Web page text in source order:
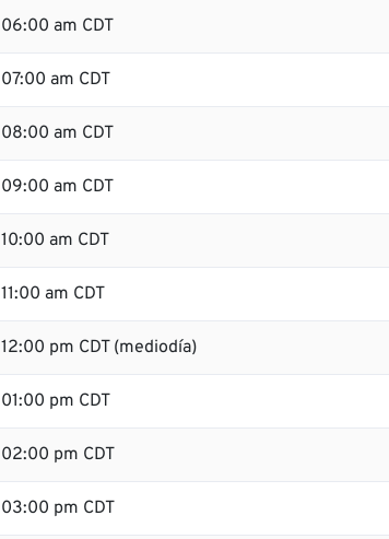
06:00 am CDT
07:00 am CDT
08:00 am CDT
09:00 am CDT
10:00 am CDT
11:00 am CDT
12:00 pm CDT (mediodía)
01:00 pm CDT
02:00 pm CDT
03:00 pm CDT